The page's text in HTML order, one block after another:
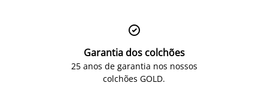

Garantia dos colchões
25 anos de garantia nos nossos
colchões GOLD.